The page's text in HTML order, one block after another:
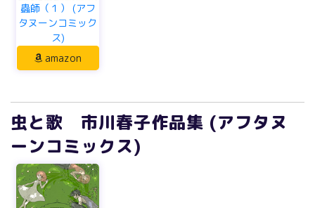
蟲師（１） (アフ
タヌーンコミック
ス)
amazon
虫と歌 市川春子作品集 (アフタヌ
ーンコミックス)